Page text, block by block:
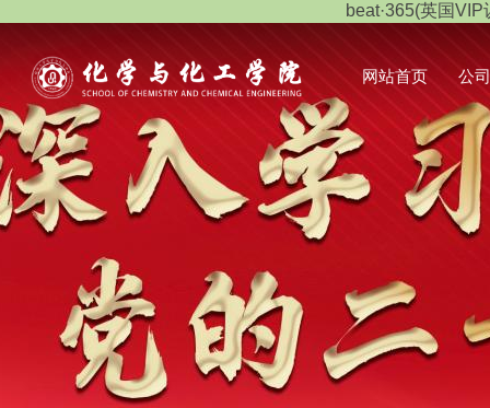
beat·365(英国
网站首页 公